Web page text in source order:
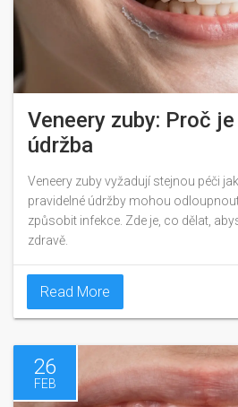
Veneery zuby: Proč
údržba
Veneery zuby vyžadují stejnou péči
pravidelné údržby mohou
způsobit infekce. Zde je, co dělat,
zdravě.
Read More
26
FEB